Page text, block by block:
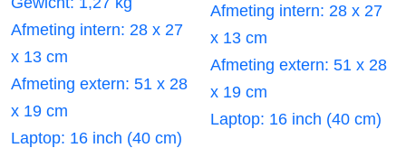
Afmeting intern: 28 x 27
x 13 cm
Afmeting extern: 51 x 28
x 19 cm
Laptop: 16 inch (40 cm)
Afmeting intern: 28 x 27
x 13 cm
Afmeting extern: 51 x 28
x 19 cm
Laptop: 16 inch (40 cm)